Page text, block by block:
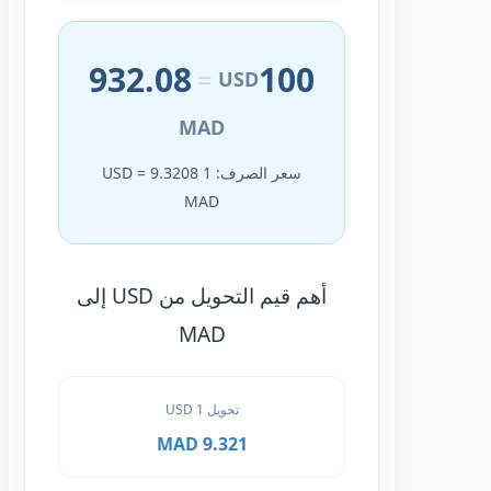
100
USD
=
932.08
MAD
سعر الصرف: 1 USD = 9.3208
أهم قيم التحويل من USD إلى
MAD
تحويل 1 USD
9.321 MAD